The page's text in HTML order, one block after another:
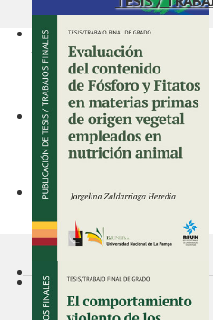
Botánica, morforlogía,
taxonomía y
fitogeografía
Fundamentos del
pensamiento económico:
Actores políticos y
reorganización partidaria
en la Patagonia (1980-
1983)
presente y perspectivas
Argentina e Irlanda
actores, acciones y
de fósforo y fitatos en
materias primas de